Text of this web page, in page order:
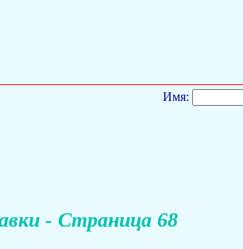
Имя:
- Страница 68